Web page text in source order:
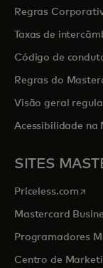
Regras
Taxas de
Código de
Regras do
Visão geral
Acessibilidade na
SITES
Priceless.com
Mastercard
Programadores
Centro de